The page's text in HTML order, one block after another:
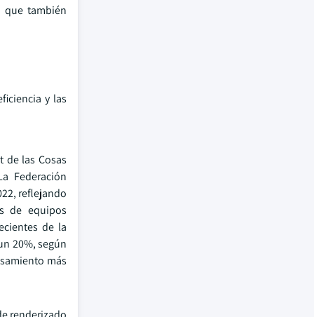
que también
y las
de las Cosas
Federación
reflejando
de equipos
de la
20%, según
más